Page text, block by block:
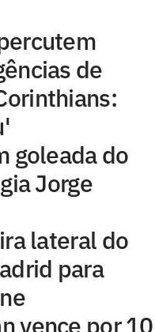
de
goleada do
Jorge
lateral do
para
vence por 10